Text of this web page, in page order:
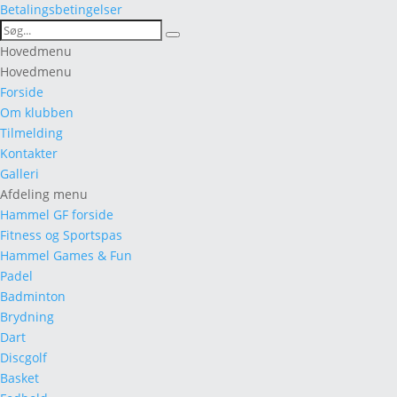
Betalingsbetingelser
Search
for:
Search
Hovedmenu
Hovedmenu
Forside
Om klubben
Tilmelding
Kontakter
Galleri
Afdeling menu
Hammel GF forside
Fitness og Sportspas
Hammel Games & Fun
Padel
Badminton
Brydning
Dart
Discgolf
Basket